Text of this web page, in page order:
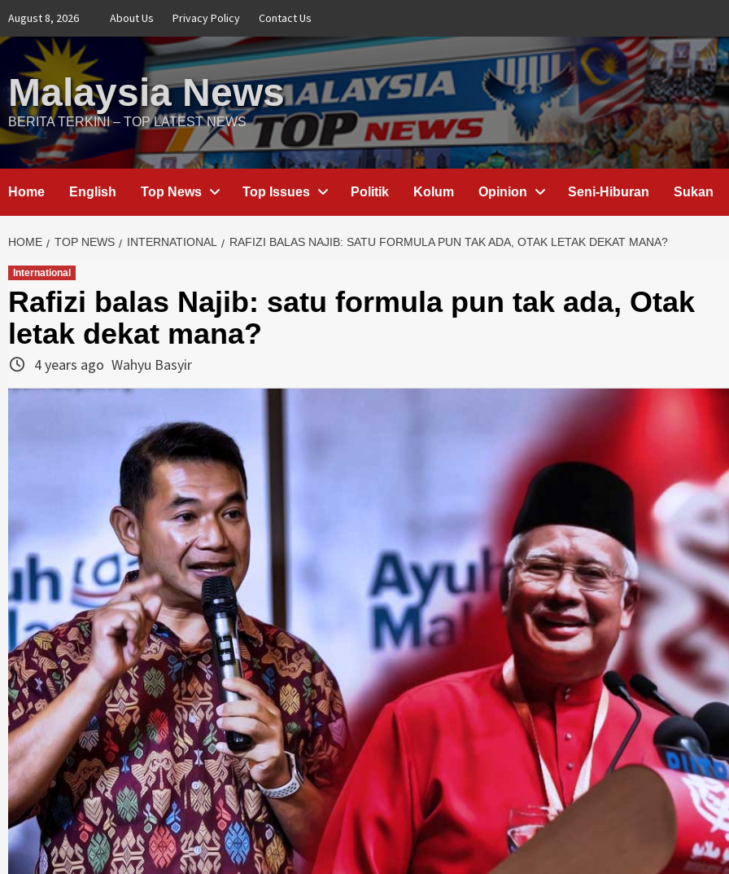
content
August 8, 2026 About Us Privacy Policy Contact Us
Malaysia News
BERITA TERKINI – TOP LATEST NEWS
Home English Top News Top Issues Politik Kolum Opinion Seni-Hiburan Sukan
HOME TOP NEWS INTERNATIONAL RAFIZI BALAS NAJIB: SATU FORMULA PUN TAK ADA, OTAK LETAK DEKAT MANA?
International
Rafizi balas Najib: satu formula pun tak ada, Otak
letak dekat mana?
4 years ago Wahyu Basyir